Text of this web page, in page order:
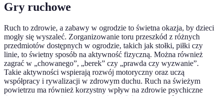
Gry ruchowe
Ruch to zdrowie, a zabawy w ogrodzie to świetna okazja, by dzieci
mogły się wyszaleć. Zorganizowanie toru przeszkód z różnych
przedmiotów dostępnych w ogrodzie, takich jak stołki, piłki czy
linie, to świetny sposób na aktywność fizyczną. Można również
zagrać w „chowanego”, „berek” czy „prawda czy wyzwanie”.
Takie aktywności wspierają rozwój motoryczny oraz uczą
współpracy i rywalizacji w zdrowym duchu. Ruch na świeżym
powietrzu ma również korzystny wpływ na zdrowie psychiczne